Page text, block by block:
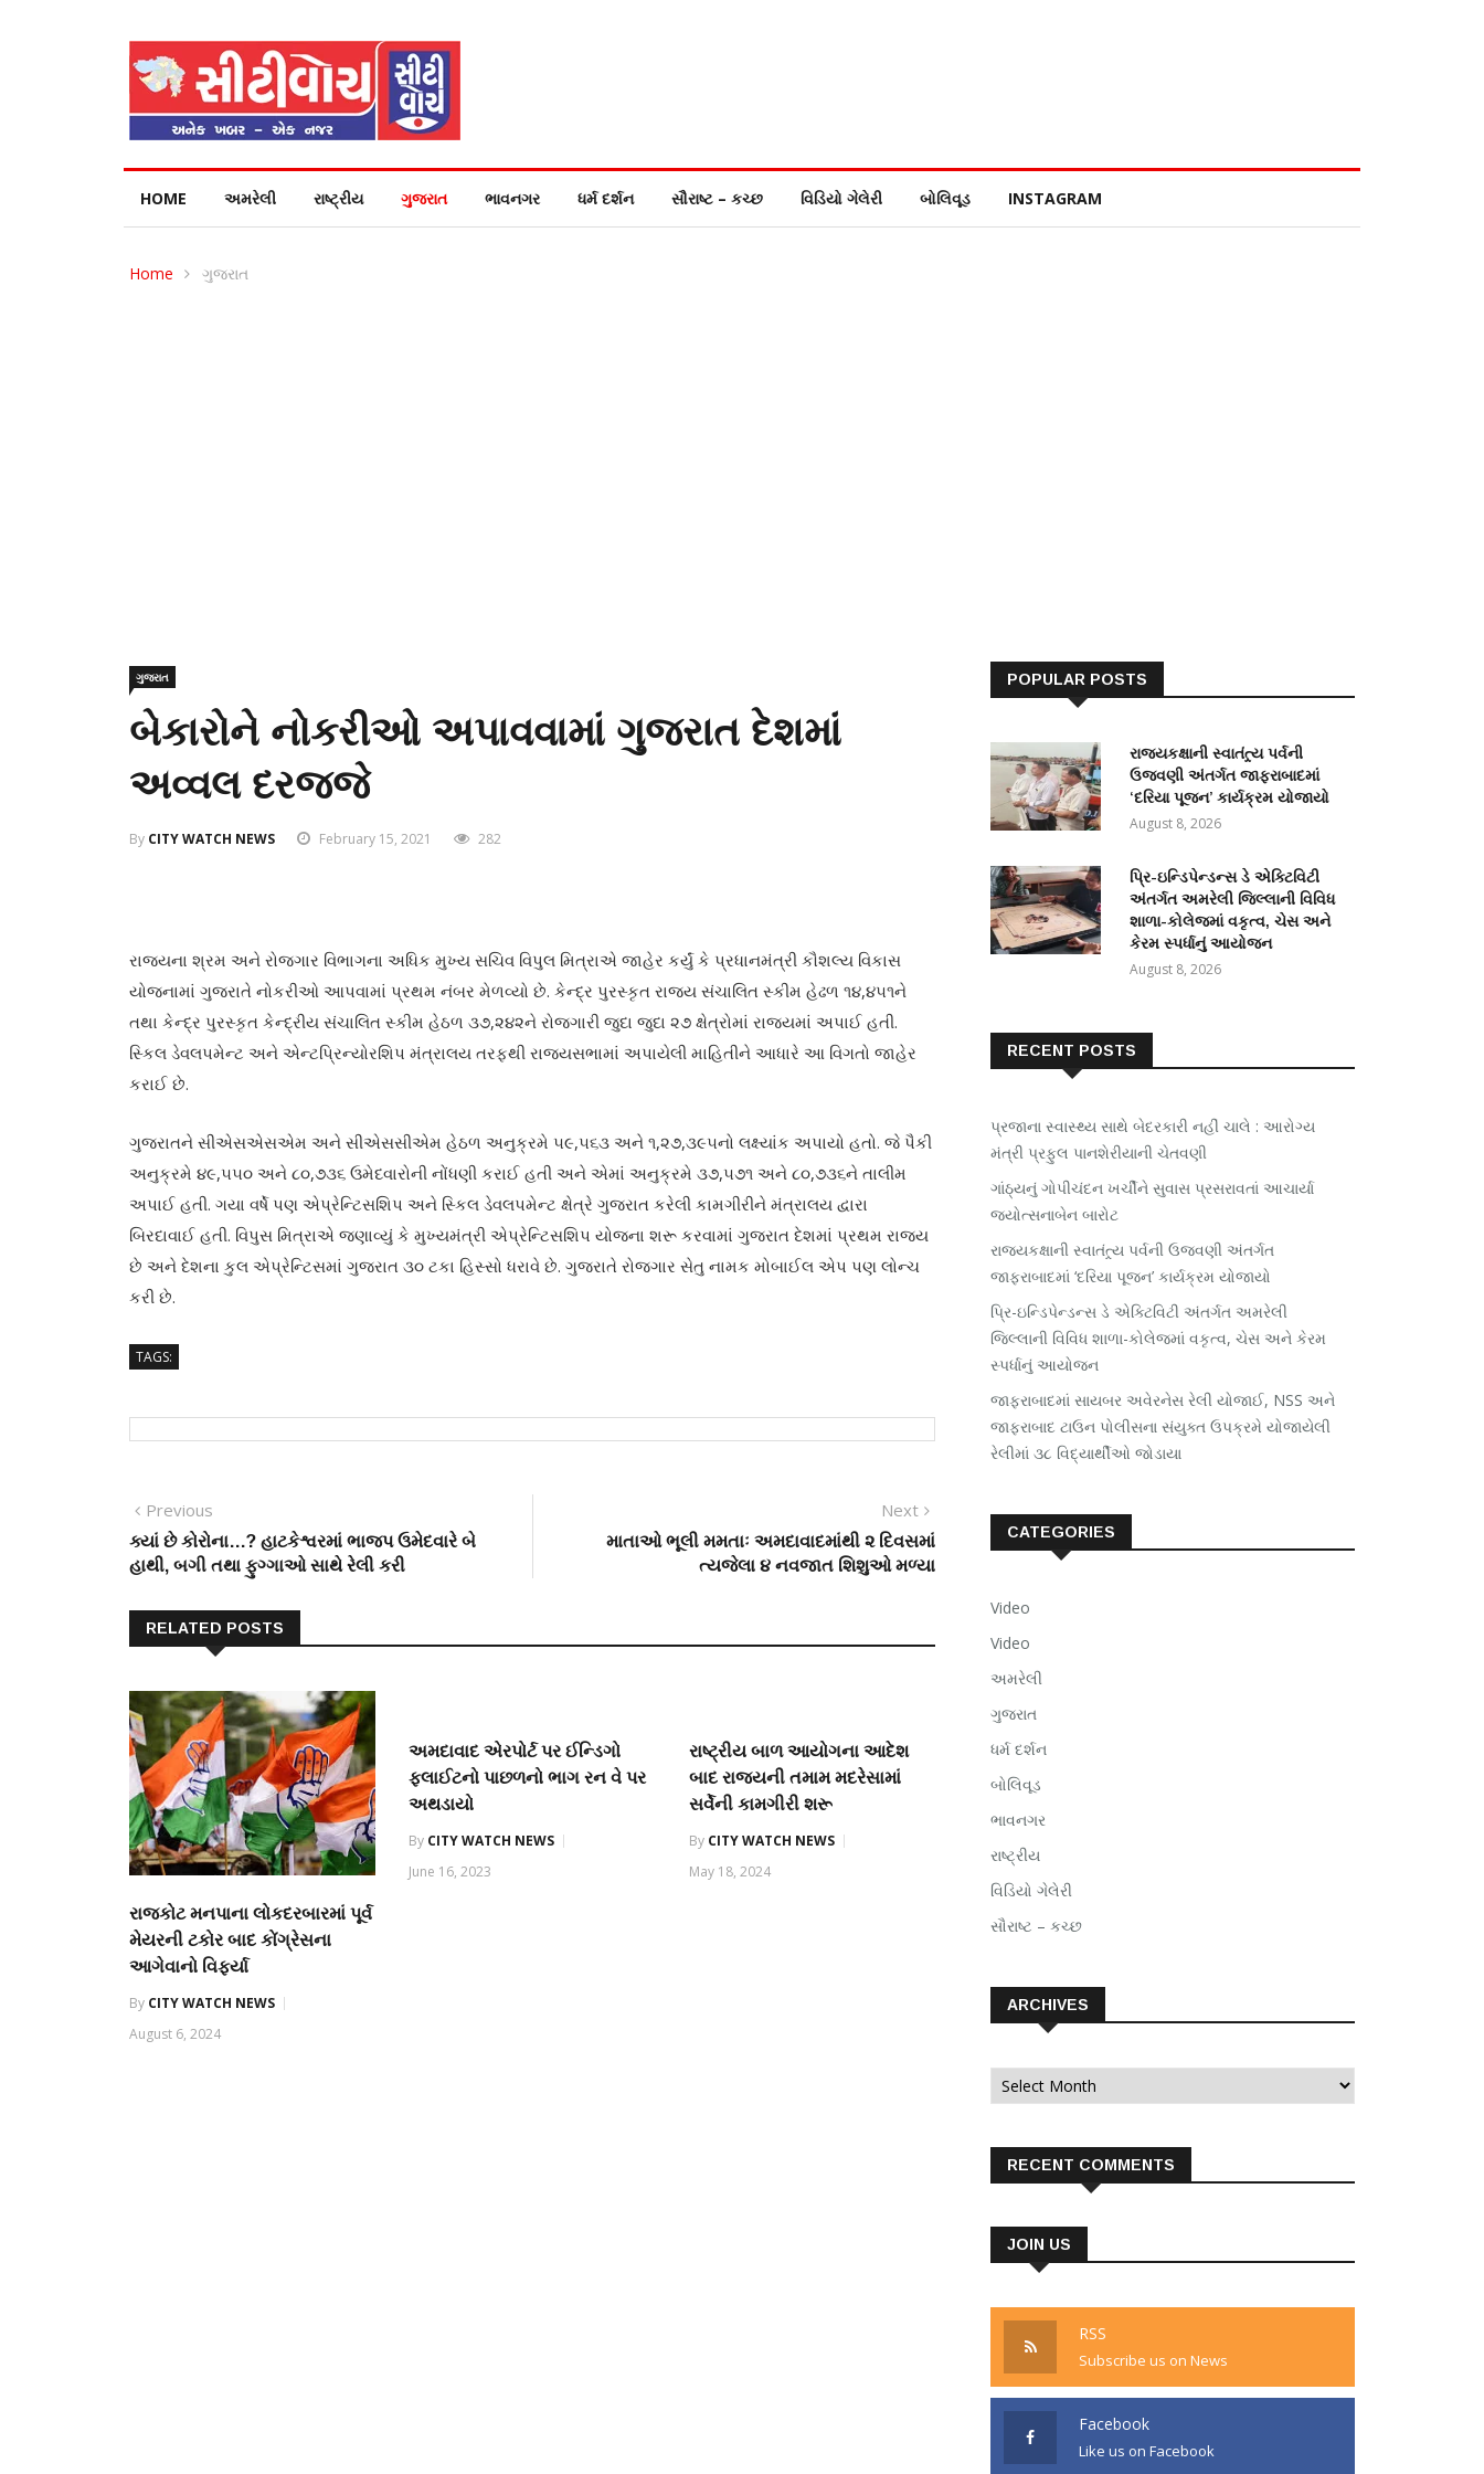
HOME અમરેલી રાષ્ટ્રીય ગુજરાત ભાવનગર ધર્મ દર્શન સૌરાષ્ટ – કચ્છ વિડિયો ગેલેરી બોલિવૂડ INSTAGRAM
Home ગુજરાત
ગુજરાત
બેકારોને નોકરીઓ અપાવવામાં ગુજરાત દેશમાં
અવ્વલ દરજ્જે
By CITY WATCH NEWS February 15, 2021 282
રાજ્યના શ્રમ અને રોજગાર વિભાગના અધિક મુખ્ય સચિવ વિપુલ મિત્રાએ જાહેર કર્યું કે પ્રધાનમંત્રી કૌશલ્ય વિકાસ
યોજનામાં ગુજરાતે નોકરીઓ આપવામાં પ્રથમ નંબર મેળવ્યો છે. કેન્દ્ર પુરસ્કૃત રાજ્ય સંચાલિત સ્કીમ હેઢળ ૧૪,૪૫૧ને
તથા કેન્દ્ર પુરસ્કૃત કેન્દ્રીય સંચાલિત સ્કીમ હેઠળ ૩૭,૨૪૨ને રોજગારી જુદા જુદા ૨૭ ક્ષેત્રોમાં રાજ્યમાં અપાઈ હતી.
સ્કિલ ડેવલપમેન્ટ અને એન્ટપ્રિન્યોરશિપ મંત્રાલય તરફથી રાજ્યસભામાં અપાયેલી માહિતીને આધારે આ વિગતો જાહેર
કરાઈ છે.
ગુજરાતને સીએસએસએમ અને સીએસસીએમ હેઠળ અનુક્રમે ૫૯,૫૬૩ અને ૧,૨૭,૩૯૫નો લક્ષ્યાંક અપાયો હતો. જે પૈકી
અનુક્રમે ૪૯,૫૫૦ અને ૮૦,૭૩૬ ઉમેદવારોની નોંધણી કરાઈ હતી અને એમાં અનુક્રમે ૩૭,૫૭૧ અને ૮૦,૭૩૬ને તાલીમ
અપાઈ હતી. ગયા વર્ષે પણ એપ્રેન્ટિસશિપ અને સ્કિલ ડેવલપમેન્ટ ક્ષેત્રે ગુજરાત કરેલી કામગીરીને મંત્રાલય દ્વારા
બિરદાવાઈ હતી. વિપુસ મિત્રાએ જણાવ્યું કે મુખ્યમંત્રી એપ્રેન્ટિસશિપ યોજના શરૂ કરવામાં ગુજરાત દેશમાં પ્રથમ રાજ્ય
છે અને દેશના કુલ એપ્રેન્ટિસમાં ગુજરાત ૩૦ ટકા હિસ્સો ધરાવે છે. ગુજરાતે રોજગાર સેતુ નામક મોબાઈલ એપ પણ લોન્ચ
કરી છે.
TAGS:
Post
navigation
Previous
post:
ક્યાં છે કોરોના…? હાટકેશ્વરમાં ભાજપ ઉમેદવારે બે
હાથી, બગી તથા ફુગ્ગાઓ સાથે રેલી કરી
Next
post:
માતાઓ ભૂલી મમતાઃ અમદાવાદમાંથી ૨ દિવસમાં
ત્યજેલા ૪ નવજાત શિશુઓ મળ્યા
RELATED POSTS
રાજકોટ મનપાના લોકદરબારમાં પૂર્વ
મેયરની ટકોર બાદ કોંગ્રેસના
આગેવાનો વિફર્યા
By CITY WATCH NEWS
August 6, 2024
અમદાવાદ એરપોર્ટ પર ઈન્ડિગો
ફ્લાઈટનો પાછળનો ભાગ રન વે પર
અથડાયો
By CITY WATCH NEWS
June 16, 2023
રાષ્ટ્રીય બાળ આયોગના આદેશ
બાદ રાજ્યની તમામ મદરેસામાં
સર્વેની કામગીરી શરૂ
By CITY WATCH NEWS
May 18, 2024
POPULAR POSTS
રાજ્યકક્ષાની સ્વાતંત્ર્ય પર્વની
ઉજવણી અંતર્ગત જાફરાબાદમાં
‘દરિયા પૂજન’ કાર્યક્રમ યોજાયો
August 8, 2026
પ્રિ-ઇન્ડિપેન્ડન્સ ડે એક્ટિવિટી
અંતર્ગત અમરેલી જિલ્લાની વિવિધ
શાળા-કોલેજમાં વકૃત્વ, ચેસ અને
કેરમ સ્પર્ધાનું આયોજન
August 8, 2026
RECENT POSTS
પ્રજાના સ્વાસ્થ્ય સાથે બેદરકારી નહીં ચાલે : આરોગ્ય
મંત્રી પ્રફુલ પાનશેરીયાની ચેતવણી
ગાંઠ્યનું ગોપીચંદન ખર્ચીને સુવાસ પ્રસરાવતાં આચાર્યા
જ્યોત્સનાબેન બારોટ
રાજ્યકક્ષાની સ્વાતંત્ર્ય પર્વની ઉજવણી અંતર્ગત
જાફરાબાદમાં ‘દરિયા પૂજન’ કાર્યક્રમ યોજાયો
પ્રિ-ઇન્ડિપેન્ડન્સ ડે એક્ટિવિટી અંતર્ગત અમરેલી
જિલ્લાની વિવિધ શાળા-કોલેજમાં વકૃત્વ, ચેસ અને કેરમ
સ્પર્ધાનું આયોજન
જાફરાબાદમાં સાયબર અવેરનેસ રેલી યોજાઈ, NSS અને
જાફરાબાદ ટાઉન પોલીસના સંયુક્ત ઉપક્રમે યોજાયેલી
રેલીમાં ૩૮ વિદ્યાર્થીઓ જોડાયા
CATEGORIES
Video
Video
અમરેલી
ગુજરાત
ધર્મ દર્શન
બોલિવૂડ
ભાવનગર
રાષ્ટ્રીય
વિડિયો ગેલેરી
સૌરાષ્ટ – કચ્છ
ARCHIVES
Archives
RECENT COMMENTS
JOIN US
RSS
Subscribe us on News
Facebook
Like us on Facebook